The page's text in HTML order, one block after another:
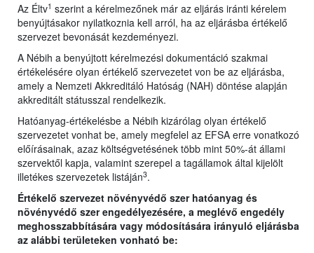
Az Éltv1 szerint a kérelmezőnek már az eljárás iránti kérelem
benyújtásakor nyilatkoznia kell arról, ha az eljárásba értékelő
szervezet bevonását kezdeményezi.
A Nébih a benyújtott kérelmezési dokumentáció szakmai
értékelésére olyan értékelő szervezetet von be az eljárásba,
amely a Nemzeti Akkreditáló Hatóság (NAH) döntése alapján
akkreditált státusszal rendelkezik.
Hatóanyag-értékelésbe a Nébih kizárólag olyan értékelő
szervezetet vonhat be, amely megfelel az EFSA erre vonatkozó
előírásainak, azaz költségvetésének több mint 50%-át állami
szervektől kapja, valamint szerepel a tagállamok által kijelölt
illetékes szervezetek listáján3.
Értékelő szervezet növényvédő szer hatóanyag és
növényvédő szer engedélyezésére, a meglévő engedély
meghosszabbítására vagy módosítására irányuló eljárásba
az alábbi területeken vonható be: